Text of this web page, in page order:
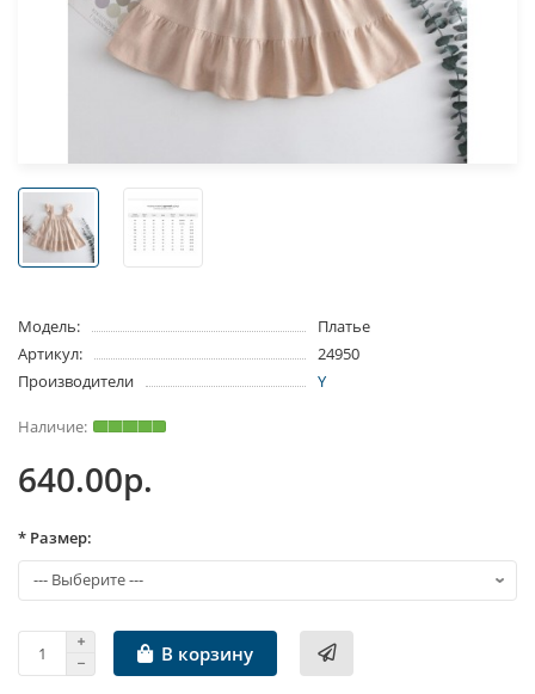
Модель:
Платье
Артикул:
24950
Производители
Y
640.00р.
* Размер:
В корзину